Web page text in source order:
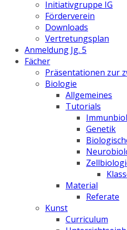
Initiativgruppe IG
Förderverein
Downloads
Vertretungsplan
Anmeldung Jg. 5
Fächer
Präsentationen zur
Biologie
Allgemeines
Tutorials
Genetik
Material
Referate
Kunst
Curriculum